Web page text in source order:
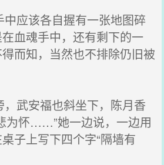
应该各自握有一张地图碎
血魂手中，还有剩下的一
而知，当然也不排除仍旧被
武安福也斜坐下，陈月香
为怀……”她一边说，一边用
子上写下四个字“隔墙有